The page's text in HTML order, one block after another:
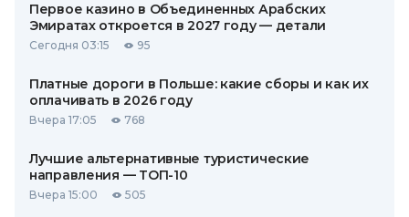
Первое казино в Объединенных Арабских
Эмиратах откроется в 2027 году — детали
Сегодня 03:15 95
Платные дороги в Польше: какие сборы и как их
оплачивать в 2026 году
Вчера 17:05 768
Лучшие альтернативные туристические
направления — ТОП-10
Вчера 15:00 505